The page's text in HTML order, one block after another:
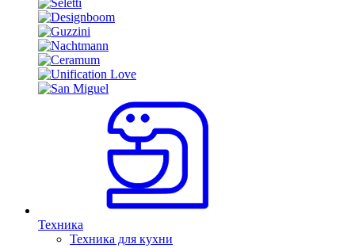
Техника
Техника для кухни